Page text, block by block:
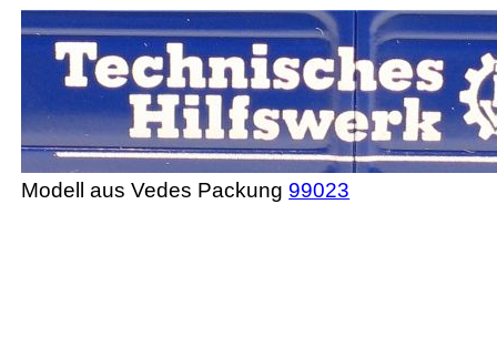
Modell aus Vedes Packung 99023